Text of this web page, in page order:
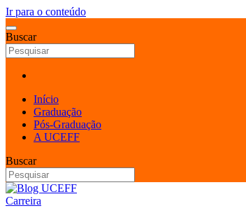
Ir para o conteúdo
Buscar
Início
Graduação
Pós-Graduação
A UCEFF
Buscar
Carreira